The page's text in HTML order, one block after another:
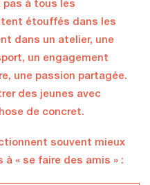
pas à tous les
étouffés dans les
dans un atelier, une
un engagement
une passion partagée.
des jeunes avec
de concret.
souvent mieux
« se faire des amis » :